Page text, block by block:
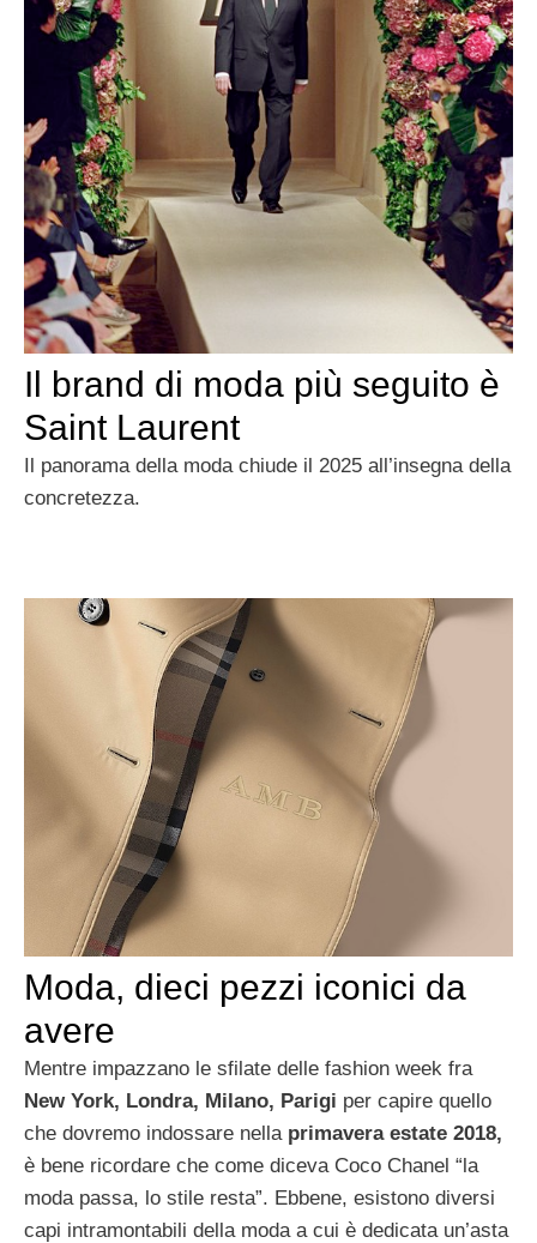
Il brand di moda più seguito è
Saint Laurent
Il panorama della moda chiude il 2025 all’insegna della
concretezza.
Moda, dieci pezzi iconici da
avere
Mentre impazzano le sfilate delle fashion week fra
New York, Londra, Milano, Parigi per capire quello
che dovremo indossare nella primavera estate 2018,
è bene ricordare che come diceva Coco Chanel “la
moda passa, lo stile resta”. Ebbene, esistono diversi
capi intramontabili della moda a cui è dedicata un’asta